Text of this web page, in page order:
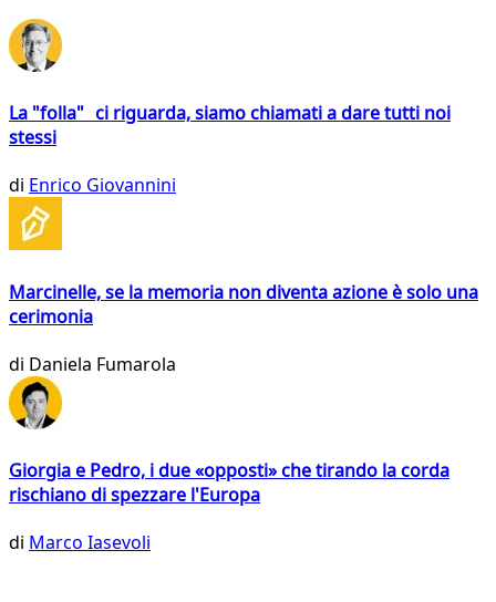
La "folla" ci riguarda, siamo chiamati a dare tutti noi
stessi
di Enrico Giovannini
Marcinelle, se la memoria non diventa azione è solo una
cerimonia
di Daniela Fumarola
Giorgia e Pedro, i due «opposti» che tirando la corda
rischiano di spezzare l'Europa
di Marco Iasevoli